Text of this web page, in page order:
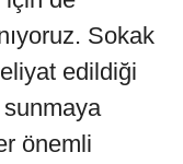
Sokak
edildiği
önemli